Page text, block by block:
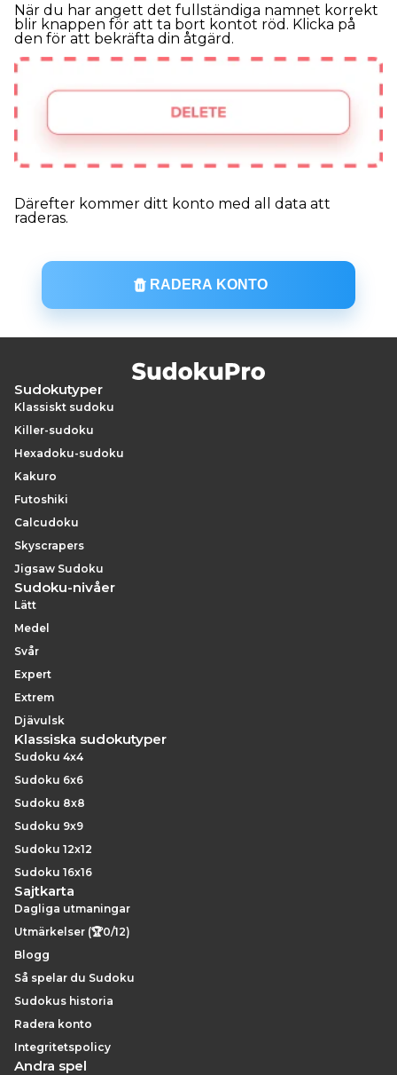
När du har angett det fullständiga namnet korrekt
blir knappen för att ta bort kontot röd. Klicka på
den för att bekräfta din åtgärd.
Därefter kommer ditt konto med all data att
raderas.
RADERA KONTO
Sudokutyper
Klassiskt sudoku
Killer-sudoku
Hexadoku-sudoku
Kakuro
Futoshiki
Calcudoku
Skyscrapers
Jigsaw Sudoku
Sudoku-nivåer
Lätt
Medel
Svår
Expert
Extrem
Djävulsk
Klassiska sudokutyper
Sudoku 4x4
Sudoku 6x6
Sudoku 8x8
Sudoku 9x9
Sudoku 12x12
Sudoku 16x16
Sajtkarta
Dagliga utmaningar
Utmärkelser (🏆0/12)
Blogg
Så spelar du Sudoku
Sudokus historia
Radera konto
Integritetspolicy
Andra spel